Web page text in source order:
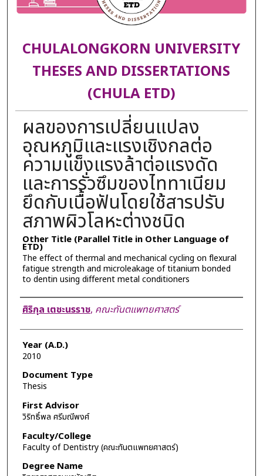
CHULALONGKORN UNIVERSITY
THESES AND DISSERTATIONS
(CHULA ETD)
ผลของการเปลี่ยนแปลง
อุณหภูมิและแรงเชิงกลต่อ
ความแข็งแรงล้าต่อแรงดัด
และการรั่วซึมของไททาเนียม
ยึดกับเนื้อฟันโดยใช้สารปรับ
สภาพผิวโลหะต่างชนิด
Other Title (Parallel Title in Other Language of
ETD)
The effect of thermal and mechanical cycling on flexural
fatigue strength and microleakage of titanium bonded
to dentin using different metal conditioners
Author
ศิริกุล เตชะนรราช, คณะทันตแพทยศาสตร์
Year (A.D.)
2010
Document Type
Thesis
First Advisor
วิริทธิ์พล ศรีมณีพงศ์
Faculty/College
Faculty of Dentistry (คณะทันตแพทยศาสตร์)
Degree Name